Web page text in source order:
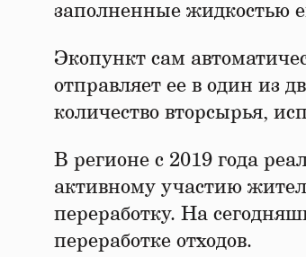
заполненные жидкостью
Экопункт сам
отправляет ее в один из
количество вторсырья,
В регионе с 2019 года
активному участию
переработку. На
переработке отходов.